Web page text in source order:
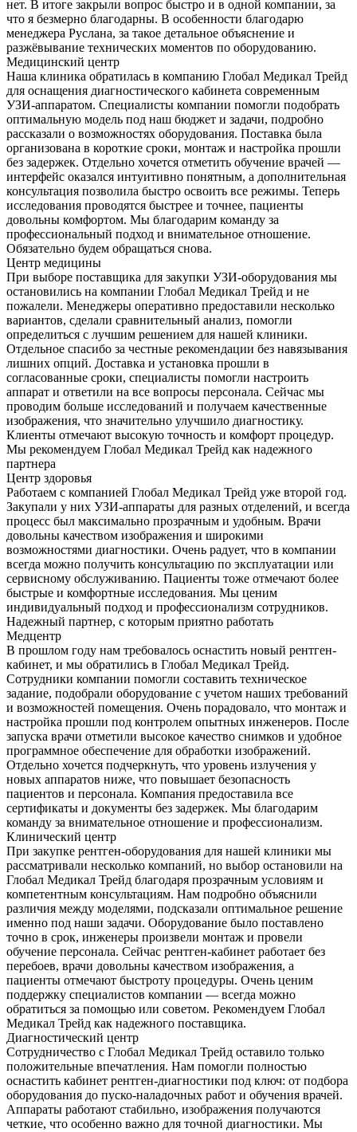
нет. В итоге закрыли вопрос быстро и в одной компании, за
что я безмерно благодарны. В особенности благодарю
менеджера Руслана, за такое детальное объяснение и
разжёвывание технических моментов по оборудованию.
Медицинский центр
Наша клиника обратилась в компанию Глобал Медикал Трейд
для оснащения диагностического кабинета современным
УЗИ-аппаратом. Специалисты компании помогли подобрать
оптимальную модель под наш бюджет и задачи, подробно
рассказали о возможностях оборудования. Поставка была
организована в короткие сроки, монтаж и настройка прошли
без задержек. Отдельно хочется отметить обучение врачей —
интерфейс оказался интуитивно понятным, а дополнительная
консультация позволила быстро освоить все режимы. Теперь
исследования проводятся быстрее и точнее, пациенты
довольны комфортом. Мы благодарим команду за
профессиональный подход и внимательное отношение.
Обязательно будем обращаться снова.
Центр медицины
При выборе поставщика для закупки УЗИ-оборудования мы
остановились на компании Глобал Медикал Трейд и не
пожалели. Менеджеры оперативно предоставили несколько
вариантов, сделали сравнительный анализ, помогли
определиться с лучшим решением для нашей клиники.
Отдельное спасибо за честные рекомендации без навязывания
лишних опций. Доставка и установка прошли в
согласованные сроки, специалисты помогли настроить
аппарат и ответили на все вопросы персонала. Сейчас мы
проводим больше исследований и получаем качественные
изображения, что значительно улучшило диагностику.
Клиенты отмечают высокую точность и комфорт процедур.
Мы рекомендуем Глобал Медикал Трейд как надежного
партнера
Центр здоровья
Работаем с компанией Глобал Медикал Трейд уже второй год.
Закупали у них УЗИ-аппараты для разных отделений, и всегда
процесс был максимально прозрачным и удобным. Врачи
довольны качеством изображения и широкими
возможностями диагностики. Очень радует, что в компании
всегда можно получить консультацию по эксплуатации или
сервисному обслуживанию. Пациенты тоже отмечают более
быстрые и комфортные исследования. Мы ценим
индивидуальный подход и профессионализм сотрудников.
Надежный партнер, с которым приятно работать
Медцентр
В прошлом году нам требовалось оснастить новый рентген-
кабинет, и мы обратились в Глобал Медикал Трейд.
Сотрудники компании помогли составить техническое
задание, подобрали оборудование с учетом наших требований
и возможностей помещения. Очень порадовало, что монтаж и
настройка прошли под контролем опытных инженеров. После
запуска врачи отметили высокое качество снимков и удобное
программное обеспечение для обработки изображений.
Отдельно хочется подчеркнуть, что уровень излучения у
новых аппаратов ниже, что повышает безопасность
пациентов и персонала. Компания предоставила все
сертификаты и документы без задержек. Мы благодарим
команду за внимательное отношение и профессионализм.
Клинический центр
При закупке рентген-оборудования для нашей клиники мы
рассматривали несколько компаний, но выбор остановили на
Глобал Медикал Трейд благодаря прозрачным условиям и
компетентным консультациям. Нам подробно объяснили
различия между моделями, подсказали оптимальное решение
именно под наши задачи. Оборудование было поставлено
точно в срок, инженеры произвели монтаж и провели
обучение персонала. Сейчас рентген-кабинет работает без
перебоев, врачи довольны качеством изображения, а
пациенты отмечают быстроту процедуры. Очень ценим
поддержку специалистов компании — всегда можно
обратиться за помощью или советом. Рекомендуем Глобал
Медикал Трейд как надежного поставщика.
Диагностический центр
Сотрудничество с Глобал Медикал Трейд оставило только
положительные впечатления. Нам помогли полностью
оснастить кабинет рентген-диагностики под ключ: от подбора
оборудования до пуско-наладочных работ и обучения врачей.
Аппараты работают стабильно, изображения получаются
четкие, что особенно важно для точной диагностики. Мы